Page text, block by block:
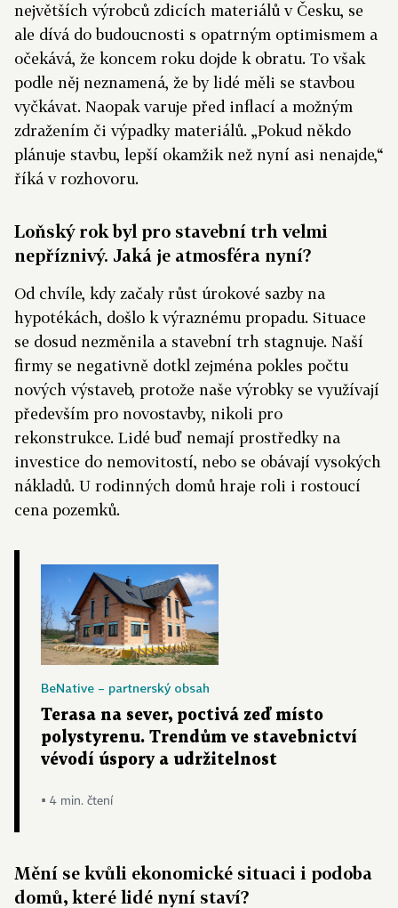
největších výrobců zdicích materiálů v Česku, se
ale dívá do budoucnosti s opatrným optimismem a
očekává, že koncem roku dojde k obratu. To však
podle něj neznamená, že by lidé měli se stavbou
vyčkávat. Naopak varuje před inflací a možným
zdražením či výpadky materiálů. „Pokud někdo
plánuje stavbu, lepší okamžik než nyní asi nenajde,“
říká v rozhovoru.
Loňský rok byl pro stavební trh velmi
nepříznivý. Jaká je atmosféra nyní?
Od chvíle, kdy začaly růst úrokové sazby na
hypotékách, došlo k výraznému propadu. Situace
se dosud nezměnila a stavební trh stagnuje. Naší
firmy se negativně dotkl zejména pokles počtu
nových výstaveb, protože naše výrobky se využívají
především pro novostavby, nikoli pro
rekonstrukce. Lidé buď nemají prostředky na
investice do nemovitostí, nebo se obávají vysokých
nákladů. U rodinných domů hraje roli i rostoucí
cena pozemků.
BeNative – partnerský obsah
Terasa na sever, poctivá zeď místo
polystyrenu. Trendům ve stavebnictví
vévodí úspory a udržitelnost
▪ 4 min. čtení
Mění se kvůli ekonomické situaci i podoba
domů, které lidé nyní staví?